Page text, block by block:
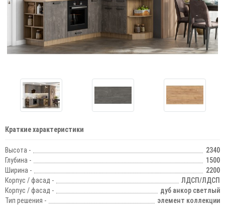
Краткие характеристики
Высота -
2340
Глубина -
1500
Ширина -
2200
Корпус / фасад -
ЛДСП/ЛДСП
Корпус / фасад -
дуб анкор светлый
Тип решения -
элемент коллекции